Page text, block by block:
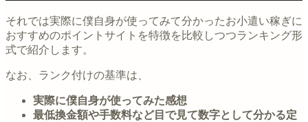
それでは実際に僕自身が使ってみて分かったお小遣い稼ぎに
おすすめのポイントサイトを特徴を比較しつつランキング形
式で紹介します。
なお、ランク付けの基準は、
実際に僕自身が使ってみた感想
最低換金額や手数料など目で見て数字として分かる定